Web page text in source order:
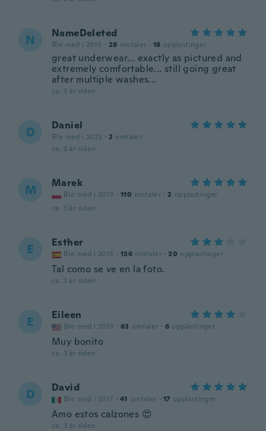
N NameDeleted
Ble med i 2015 · 28 omtaler · 18 opplastinger
great underwear... exactly as pictured and
extremely comfortable... still going great
after multiple washes...
ca. 3 år siden
D Daniel
Ble med i 2023 · 2 omtaler
ca. 3 år siden
M Marek
Ble med i 2019 · 110 omtaler · 2 opplastinger
ca. 3 år siden
E Esther
Ble med i 2015 · 136 omtaler · 30 opplastinger
Tal como se ve en la foto.
ca. 3 år siden
E Eileen
Ble med i 2019 · 63 omtaler · 6 opplastinger
Muy bonito
ca. 3 år siden
D David
Ble med i 2017 · 41 omtaler · 17 opplastinger
Amo estos calzones 😍
ca. 3 år siden